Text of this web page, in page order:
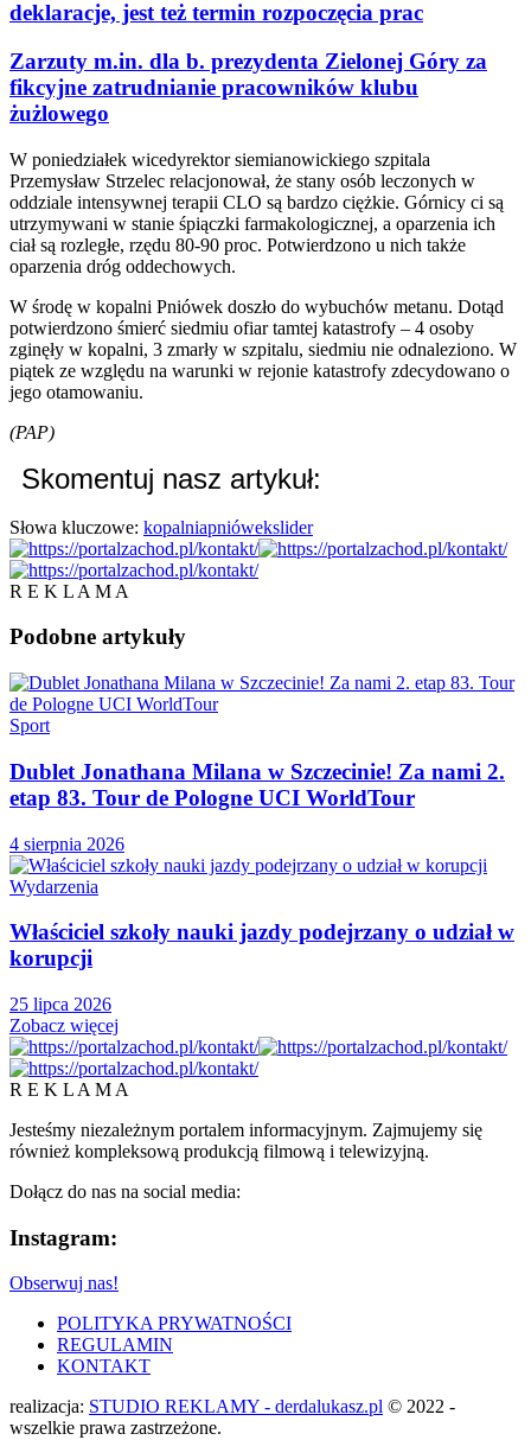
deklaracje, jest też termin rozpoczęcia prac
Zarzuty m.in. dla b. prezydenta Zielonej Góry za
fikcyjne zatrudnianie pracowników klubu
żużlowego
W poniedziałek wicedyrektor siemianowickiego szpitala
Przemysław Strzelec relacjonował, że stany osób leczonych w
oddziale intensywnej terapii CLO są bardzo ciężkie. Górnicy ci są
utrzymywani w stanie śpiączki farmakologicznej, a oparzenia ich
ciał są rozległe, rzędu 80-90 proc. Potwierdzono u nich także
oparzenia dróg oddechowych.
W środę w kopalni Pniówek doszło do wybuchów metanu. Dotąd
potwierdzono śmierć siedmiu ofiar tamtej katastrofy – 4 osoby
zginęły w kopalni, 3 zmarły w szpitalu, siedmiu nie odnaleziono. W
piątek ze względu na warunki w rejonie katastrofy zdecydowano o
jego otamowaniu.
(PAP)
Skomentuj nasz artykuł:
Słowa kluczowe: kopalniapniówekslider
R E K L A M A
Podobne artykuły
Sport
Dublet Jonathana Milana w Szczecinie! Za nami 2.
etap 83. Tour de Pologne UCI WorldTour
4 sierpnia 2026
Wydarzenia
Właściciel szkoły nauki jazdy podejrzany o udział w
korupcji
25 lipca 2026
Zobacz więcej
R E K L A M A
Jesteśmy niezależnym portalem informacyjnym. Zajmujemy się
również kompleksową produkcją filmową i telewizyjną.
Dołącz do nas na social media:
Instagram:
Obserwuj nas!
POLITYKA PRYWATNOŚCI
REGULAMIN
KONTAKT
realizacja: STUDIO REKLAMY - derdalukasz.pl © 2022 -
wszelkie prawa zastrzeżone.